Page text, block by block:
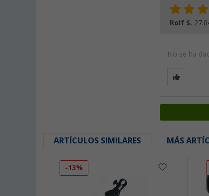
Rolf S.
No se ha
ARTÍCULOS SIMILARES MÁS
-13%